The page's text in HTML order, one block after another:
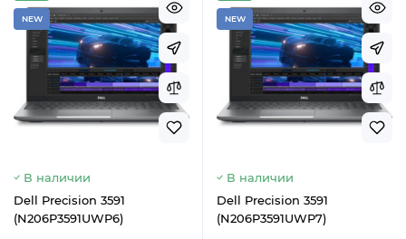
NEW
В наличии
Dell Precision 3591
(N206P3591UWP6)
NEW
В наличии
Dell Precision 3591
(N206P3591UWP7)